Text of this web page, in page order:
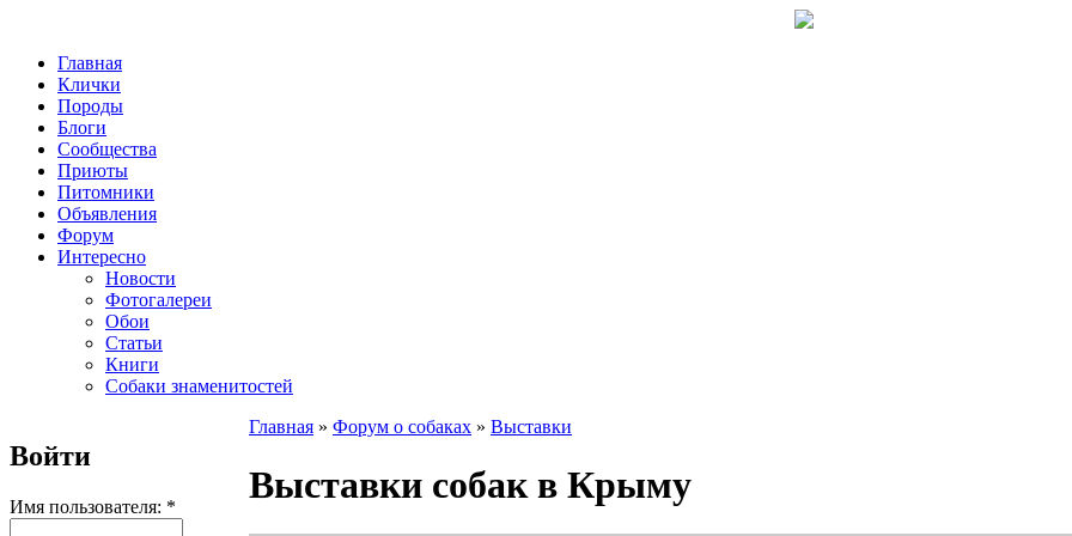
Главная
Клички
Породы
Блоги
Сообщества
Приюты
Питомники
Объявления
Форум
Интересно
Новости
Фотогалереи
Обои
Статьи
Книги
Собаки знаменитостей
Войти
Имя пользователя: *
Главная » Форум о собаках » Выставки
Выставки собак в Крыму